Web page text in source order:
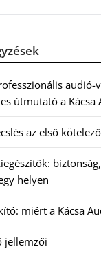
audió-
útmutató a Kácsa
az első
helyen
miért a Kácsa
jellemzői